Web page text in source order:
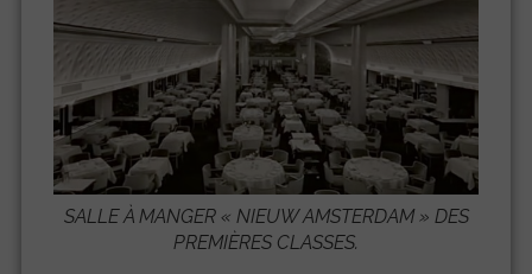
SALLE À MANGER « NIEUW AMSTERDAM» DES
PREMIÈRES CLASSES.